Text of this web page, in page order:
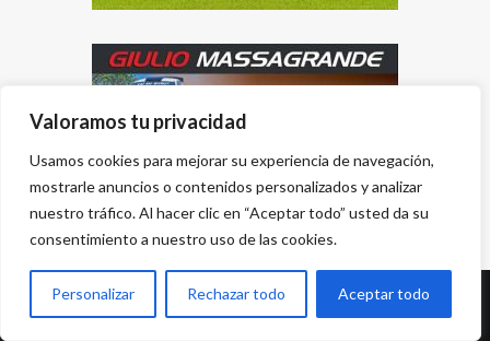
Valoramos tu privacidad
Usamos cookies para mejorar su experiencia de navegación,
mostrarle anuncios o contenidos personalizados y analizar
nuestro tráfico. Al hacer clic en “Aceptar todo” usted da su
consentimiento a nuestro uso de las cookies.
Personalizar Rechazar todo Aceptar todo
Desarrollado por